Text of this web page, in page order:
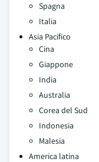
Spagna
Italia
Asia Pacifico
Cina
Giappone
India
Australia
Corea del Sud
Indonesia
Malesia
America latina